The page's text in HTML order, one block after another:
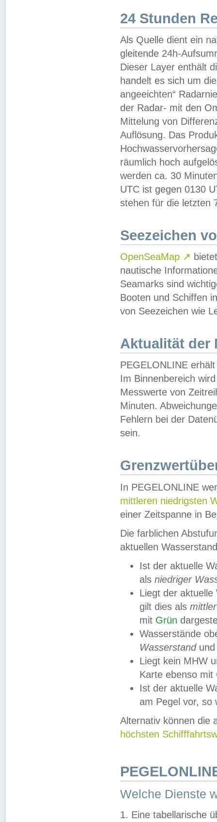
24 Stunden
Als Quelle dient ein
gleitende 24h-
Dieser Layer enthält
handelt es sich um
angeeichten“
der Radar- mit den
Mittelung von
Auflösung. Das
räumlich hoch
werden ca. 30
UTC ist gegen 0130
stehen für die letzten
Seezeichen
OpenSeaMap ↗
nautische
Seamarks sind
Booten und Schiffen
von Seezeichen wie
Aktualität der
PEGELONLINE
Im Binnenbereich
Messwerte von
Minuten.
Fehlern bei der
sein.
In PEGELONLINE
mittleren niedrigsten
einer Zeitspanne in
Die farblichen
aktuellen
Ist der aktuelle
als niedriger
Liegt der
gilt dies als
mit Grün
Wasserstände
Wasserstandund
Liegt kein MHW
Karte ebenso mit
Ist der aktuelle
am Pegel vor,
Alternativ können die
höchsten
Welche Dienste
1. Eine tabellarische